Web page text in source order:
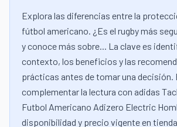
Explora las diferencias entre la
fútbol americano. ¿Es el rugby más
y conoce más sobre... La clave es
contexto, los beneficios y las
prácticas antes de tomar una decisión.
complementar la lectura con adidas
Futbol Americano Adizero Electric
disponibilidad y precio vigente en